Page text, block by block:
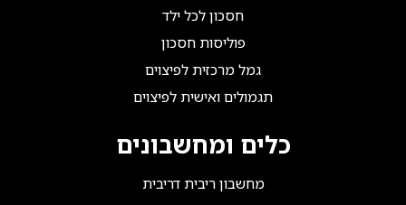
חסכון לכל ילד
פוליסות חסכון
גמל מרכזית לפיצוים
תגמולים ואישית לפיצוים
כלים ומחשבונים
מחשבון ריבית דריבית